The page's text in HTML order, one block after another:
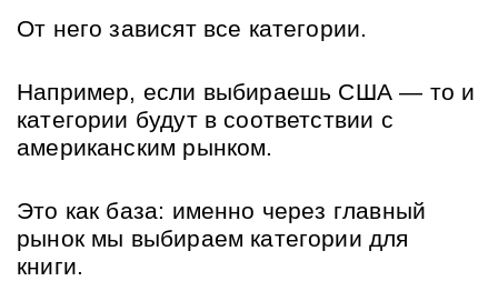
От него зависят все категории.
Например, если выбираешь США — то и
категории будут в соответствии с
американским рынком.
Это как база: именно через главный
рынок мы выбираем категории для
книги.